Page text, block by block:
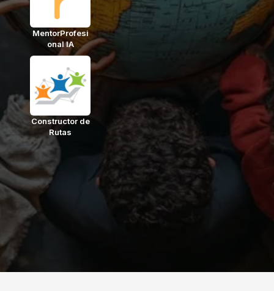
MentorProfesi
onal IA
Constructor de
Rutas